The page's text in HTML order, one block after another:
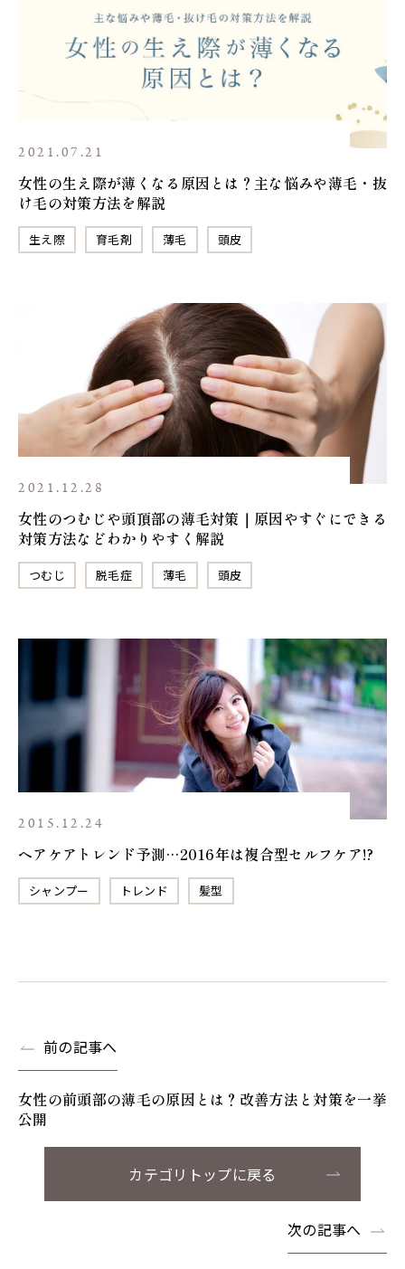
2021.07.21
女性の生え際が薄くなる原因とは？主な悩みや薄毛・抜
け毛の対策方法を解説
生え際 育毛剤 薄毛 頭皮
2021.12.28
女性のつむじや頭頂部の薄毛対策｜原因やすぐにできる
対策方法などわかりやすく解説
つむじ 脱毛症 薄毛 頭皮
2015.12.24
ヘアケアトレンド予測…2016年は複合型セルフケア!?
シャンプー トレンド 髪型
前の記事へ
女性の前頭部の薄毛の原因とは？改善方法と対策を一挙
公開
カテゴリトップに戻る
次の記事へ